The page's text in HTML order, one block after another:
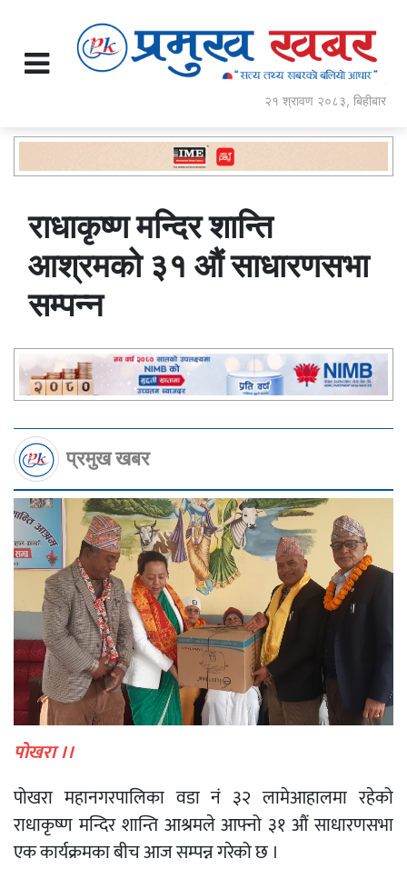
२१ श्रावण २०८३, बिहीबार
राधाकृष्ण मन्दिर शान्ति
आश्रमको ३१ औं साधारणसभा
सम्पन्न
प्रमुख खबर
पोखरा ।।
पोखरा महानगरपालिका वडा नं ३२ लामेआहालमा रहेको
राधाकृष्ण मन्दिर शान्ति आश्रमले आफ्नो ३१ औं साधारणसभा
एक कार्यक्रमका बीच आज सम्पन्न गरेको छ ।